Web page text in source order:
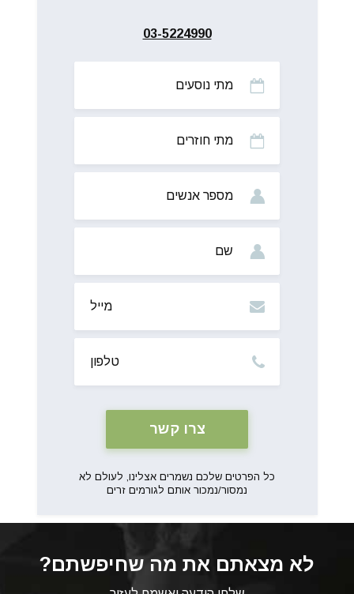
03-5224990
אנשים
כל הפרטים שלכם נשמרים אצלינו, לעולם לא
נמסור/נמכור אותם לגורמים זרים
לא מצאתם את מה שחיפשתם?